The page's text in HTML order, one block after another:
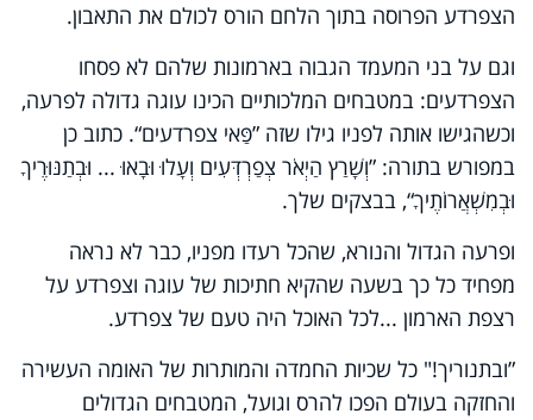
הצפרדע הפרוסה בתוך הלחם הורס לכולם את התאבון.
וגם על בני המעמד הגבוה בארמונות שלהם לא פסחו
הצפרדעים: במטבחים המלכותיים הכינו עוגה גדולה לפרעה,
וכשהגישו אותה לפניו גילו שזה ”פַּאי צפרדעים“. כתוב כן
במפורש בתורה: ”וְשָׁרַץ הַיְאֹר צְפַרְדְּעִים וְעָלוּ וּבָאוּ ... וּבְתַנּוּרֶיךָ
וּבְמִשְׁאֲרוֹתֶיךָ“, בבצקים שלך.
ופרעה הגדול והנורא, שהכל רעדו מפניו, כבר לא נראה
מפחיד כל כך בשעה שהקיא חתיכות של עוגה וצפרדע על
רצפת הארמון ...לכל האוכל היה טעם של צפרדע.
”ובתנוריך!" כל שכיות החמדה והמותרות של האומה העשירה
והחזקה בעולם הפכו להרס וגועל, המטבחים הגדולים